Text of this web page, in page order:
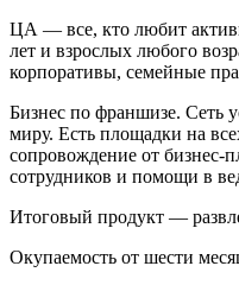
ЦА — все, кто любит
лет и взрослых любого
корпоративы, семейные
Бизнес по франшизе. Сеть
миру. Есть площадки на
сопровождение от бизнес-
сотрудников и помощи в
Итоговый продукт —
Окупаемость от шести